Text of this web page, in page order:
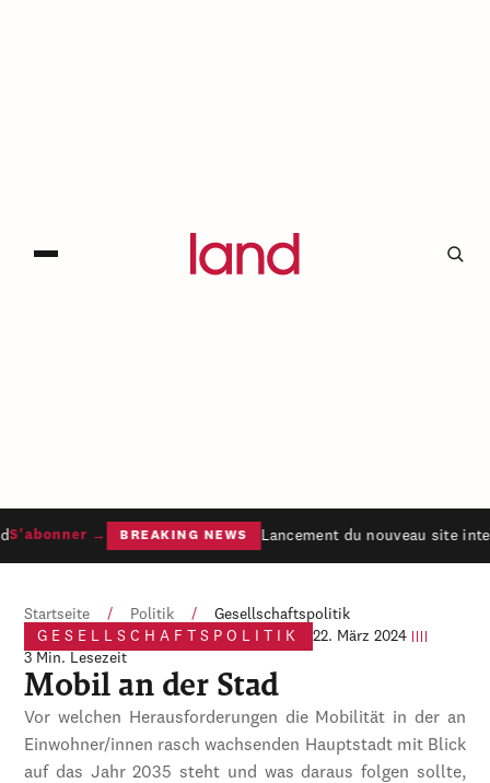
S'abonner → BREAKING NEWS Lancement du nouveau site
Startseite / Politik /
Gesellschaftspolitik
GESELLSCHAFTSPOLITIK
22. März 2024
3 Min. Lesezeit
Mobil an der Stad
Vor welchen Herausforderungen die Mobilität in der an
Einwohner/innen rasch wachsenden Hauptstadt mit Blick
auf das Jahr 2035 steht und was daraus folgen sollte,